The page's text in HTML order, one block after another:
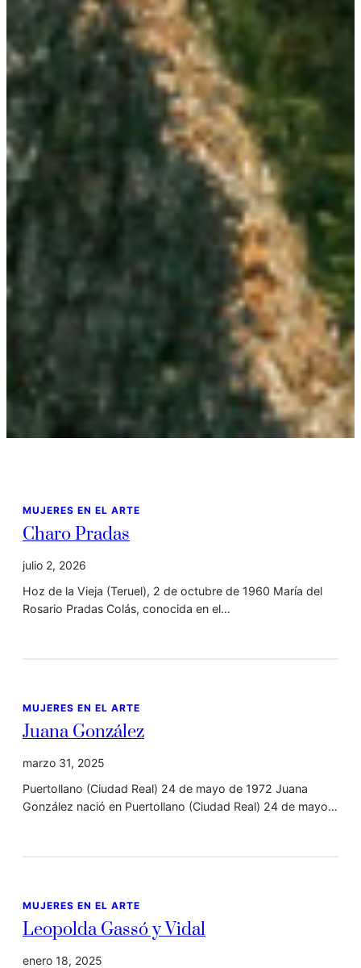
MUJERES EN EL ARTE
Charo Pradas
julio 2, 2026
Hoz de la Vieja (Teruel), 2 de octubre de 1960 María del
Rosario Pradas Colás, conocida en el…
MUJERES EN EL ARTE
Juana González
marzo 31, 2025
Puertollano (Ciudad Real) 24 de mayo de 1972 Juana
González nació en Puertollano (Ciudad Real) 24 de mayo…
MUJERES EN EL ARTE
Leopolda Gassó y Vidal
enero 18, 2025